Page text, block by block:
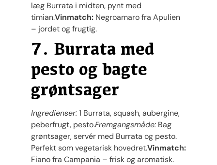
læg Burrata i midten, pynt med
timian.Vinmatch: Negroamaro fra Apulien
– jordet og frugtig.
7. Burrata med
pesto og bagte
grøntsager
Ingredienser:1 Burrata, squash, aubergine,
peberfrugt, pesto.Fremgangsmåde: Bag
grøntsager, servér med Burrata og pesto.
Perfekt som vegetarisk hovedret.Vinmatch:
Fiano fra Campania – frisk og aromatisk.